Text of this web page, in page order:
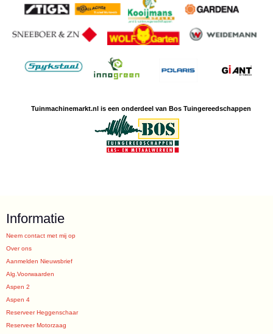
Tuinmachinemarkt.nl is een onderdeel van Bos Tuingereedschappen
Informatie
Neem contact met mij op
Over ons
Aanmelden Nieuwsbrief
Alg.Voorwaarden
Aspen 2
Aspen 4
Reserveer Heggenschaar
Reserveer Motorzaag